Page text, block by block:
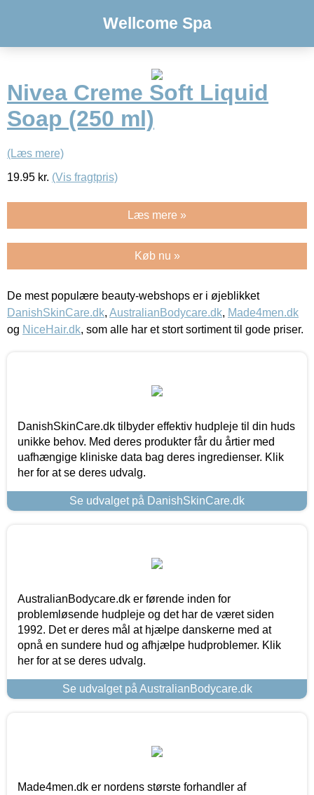
Wellcome Spa
Nivea Creme Soft Liquid
Soap (250 ml)
(Læs mere)
19.95 kr. (Vis fragtpris)
Læs mere »
Køb nu »
De mest populære beauty-webshops er i øjeblikket
DanishSkinCare.dk, AustralianBodycare.dk, Made4men.dk
og NiceHair.dk, som alle har et stort sortiment til gode priser.
DanishSkinCare.dk tilbyder effektiv hudpleje til din huds
unikke behov. Med deres produkter får du årtier med
uafhængige kliniske data bag deres ingredienser. Klik
her for at se deres udvalg.
Se udvalget på DanishSkinCare.dk
AustralianBodycare.dk er førende inden for
problemløsende hudpleje og det har de været siden
1992. Det er deres mål at hjælpe danskerne med at
opnå en sundere hud og afhjælpe hudproblemer. Klik
her for at se deres udvalg.
Se udvalget på AustralianBodycare.dk
Made4men.dk er nordens største forhandler af